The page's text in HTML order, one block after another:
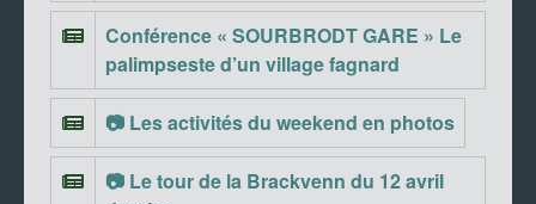
Conférence « SOURBRODT GARE » Le
palimpseste d’un village fagnard
📷 Les activités du weekend en photos
📷 Le tour de la Brackvenn du 12 avril